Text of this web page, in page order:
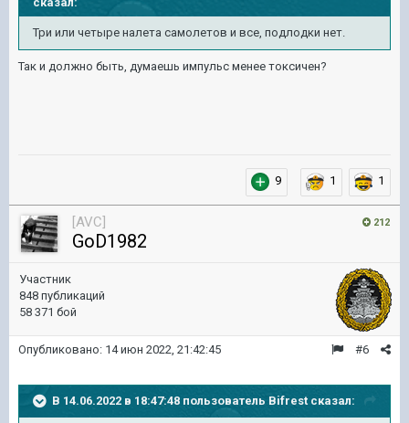
Три или четыре налета самолетов и все, подлодки нет
Так и должно быть, думаешь импульс менее токсичен?
9 1 1
212
[AVC]
GoD1982
Участник
848 публикаций
58 371 бой
#6
Опубликовано: 14 июн 2022, 21:42:45
В 14.06.2022 в 18:47:48 пользователь Bifrest сказал: